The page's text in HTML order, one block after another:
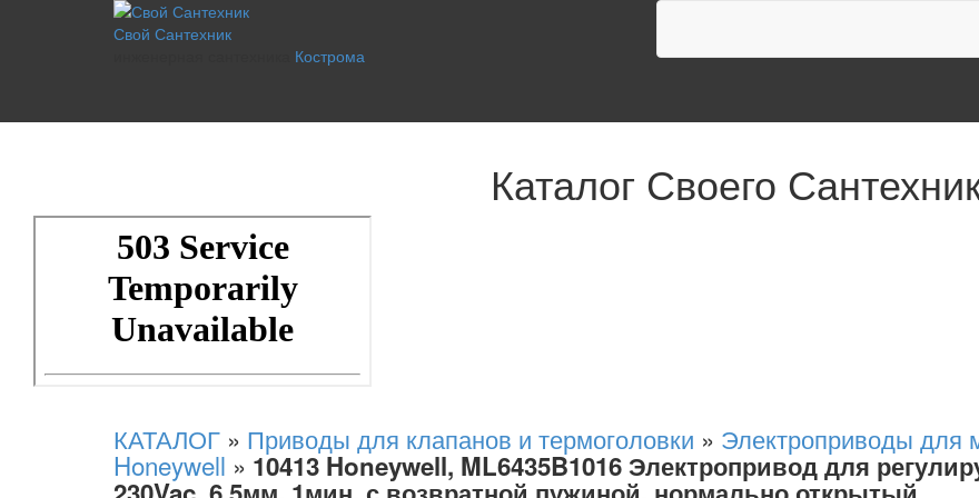
Свой Сантехник
Кострома
Каталог Своего
КАТАЛОГ » Приводы для клапанов и термоголовки » Электроприводы для
Honeywell » 10413 Honeywell, ML6435B1016 Электропривод для